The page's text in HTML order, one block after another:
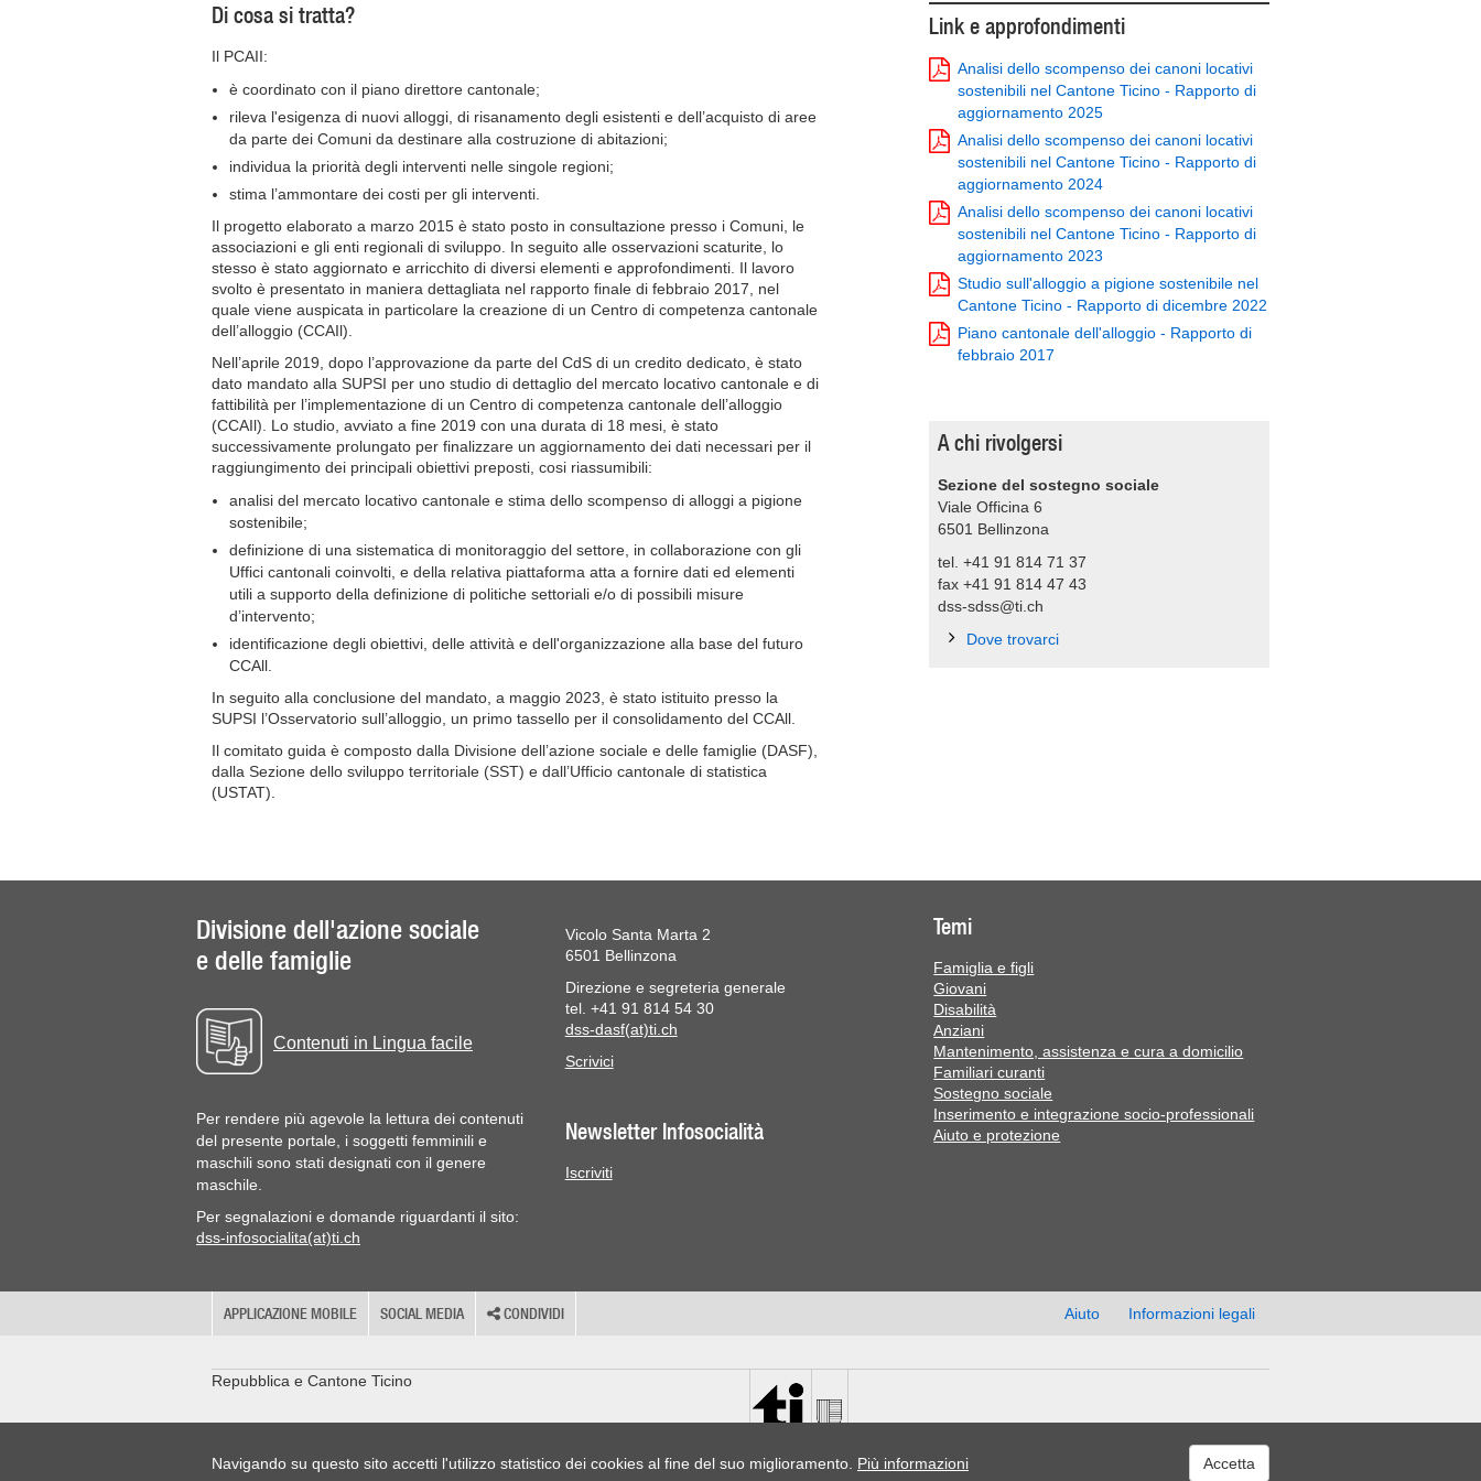
Navigando su questo sito accetti l'utilizzo statistico dei cookies al fine del suo miglioramento. Più informazioni Accetta
Di cosa si tratta?
Il PCAII:
è coordinato con il piano direttore cantonale;
rileva l'esigenza di nuovi alloggi, di risanamento degli esistenti e dell’acquisto di aree
da parte dei Comuni da destinare alla costruzione di abitazioni;
individua la priorità degli interventi nelle singole regioni;
stima l’ammontare dei costi per gli interventi.
Il progetto elaborato a marzo 2015 è stato posto in consultazione presso i Comuni, le
associazioni e gli enti regionali di sviluppo. In seguito alle osservazioni scaturite, lo
stesso è stato aggiornato e arricchito di diversi elementi e approfondimenti. Il lavoro
svolto è presentato in maniera dettagliata nel rapporto finale di febbraio 2017, nel
quale viene auspicata in particolare la creazione di un Centro di competenza cantonale
dell’alloggio (CCAIl).
Nell’aprile 2019, dopo l’approvazione da parte del CdS di un credito dedicato, è stato
dato mandato alla SUPSI per uno studio di dettaglio del mercato locativo cantonale e di
fattibilità per l’implementazione di un Centro di competenza cantonale dell’alloggio
(CCAIl). Lo studio, avviato a fine 2019 con una durata di 18 mesi, è stato
successivamente prolungato per finalizzare un aggiornamento dei dati necessari per il
raggiungimento dei principali obiettivi preposti, cosi riassumibili:
analisi del mercato locativo cantonale e stima dello scompenso di alloggi a pigione
sostenibile;
definizione di una sistematica di monitoraggio del settore, in collaborazione con gli
Uffici cantonali coinvolti, e della relativa piattaforma atta a fornire dati ed elementi
utili a supporto della definizione di politiche settoriali e/o di possibili misure
d’intervento;
identificazione degli obiettivi, delle attività e dell'organizzazione alla base del futuro
CCAll.
In seguito alla conclusione del mandato, a maggio 2023, è stato istituito presso la
SUPSI l’Osservatorio sull’alloggio, un primo tassello per il consolidamento del CCAll.
Il comitato guida è composto dalla Divisione dell’azione sociale e delle famiglie (DASF),
dalla Sezione dello sviluppo territoriale (SST) e dall’Ufficio cantonale di statistica
(USTAT).
Link e approfondimenti
Analisi dello scompenso dei canoni locativi
sostenibili nel Cantone Ticino - Rapporto di
aggiornamento 2025
Analisi dello scompenso dei canoni locativi
sostenibili nel Cantone Ticino - Rapporto di
aggiornamento 2024
Analisi dello scompenso dei canoni locativi
sostenibili nel Cantone Ticino - Rapporto di
aggiornamento 2023
Studio sull'alloggio a pigione sostenibile nel
Cantone Ticino - Rapporto di dicembre 2022
Piano cantonale dell'alloggio - Rapporto di
febbraio 2017
A chi rivolgersi
Sezione del sostegno sociale
Viale Officina 6
6501 Bellinzona
tel. +41 91 814 71 37
fax +41 91 814 47 43
dss-sdss@ti.ch
Dove trovarci
Divisione dell'azione sociale
e delle famiglie
Contenuti in Lingua facile
Per rendere più agevole la lettura dei contenuti
del presente portale, i soggetti femminili e
maschili sono stati designati con il genere
maschile.
Per segnalazioni e domande riguardanti il sito:
dss-infosocialita(at)ti.ch
Vicolo Santa Marta 2
6501 Bellinzona
Direzione e segreteria generale
tel. +41 91 814 54 30
dss-dasf(at)ti.ch
Scrivici
Newsletter Infosocialità
Iscriviti
Temi
Famiglia e figli
Giovani
Disabilità
Anziani
Mantenimento, assistenza e cura a domicilio
Familiari curanti
Sostegno sociale
Inserimento e integrazione socio-professionali
Aiuto e protezione
APPLICAZIONE MOBILE SOCIAL MEDIA CONDIVIDI Aiuto Informazioni legali
Repubblica e Cantone Ticino